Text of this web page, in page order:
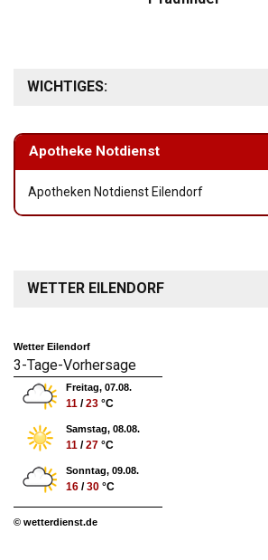
WICHTIGES:
Apotheke Notdienst
Apotheken Notdienst Eilendorf
WETTER EILENDORF
Wetter Eilendorf
3-Tage-Vorhersage
Freitag, 07.08.
11 /23 °C
Samstag, 08.08.
11 /27 °C
Sonntag, 09.08.
16 /30 °C
© wetterdienst.de